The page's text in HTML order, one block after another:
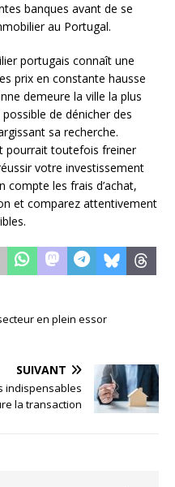
banques avant de se
au Portugal.
portugais connaît une
prix en constante hausse
demeure la ville la plus
de dénicher des
sa recherche.
pourrait toutefois freiner
votre investissement
compte les frais d’achat,
et comparez attentivement
en plein essor
SUIVANT
indispensables
la transaction